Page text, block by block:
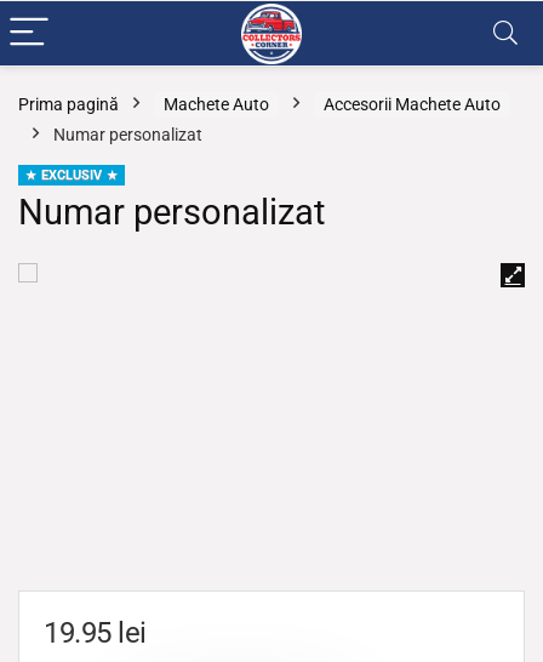
Prima pagină Machete Auto
Accesorii Machete Auto
Numar personalizat
EXCLUSIV
Numar personalizat
19.95 lei